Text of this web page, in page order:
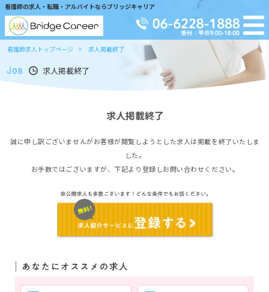
看護師の求人・転職・アルバイトならブリッジキャリア
看護師求人トップページ 求人掲載終了
求人掲載終了
求人掲載終了
誠に申し訳ございませんがお客様が閲覧しようとした求人は掲載を終了いたしま
した。
お手数ではございますが、下記より登録しお問い合わせください。